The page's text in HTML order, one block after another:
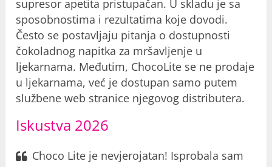
supresor apetita pristupačan. U skladu je sa
sposobnostima i rezultatima koje dovodi.
Često se postavljaju pitanja o dostupnosti
čokoladnog napitka za mršavljenje u
ljekarnama. Međutim, ChocoLite se ne prodaje
u ljekarnama, već je dostupan samo putem
službene web stranice njegovog distributera.
Iskustva 2026
Choco Lite je nevjerojatan! Isprobala sam